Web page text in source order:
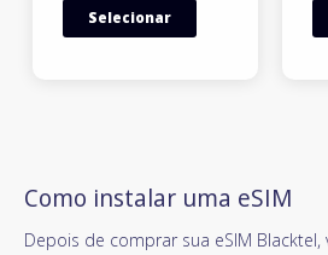
Selecionar
Como instalar uma eSIM
Depois de comprar sua eSIM